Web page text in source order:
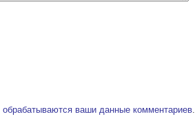
обрабатываются ваши данные комментариев.